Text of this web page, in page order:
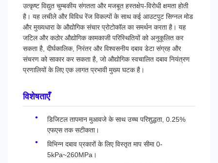
उत्कृष्ट विद्युत चुम्बकीय संगतता और मजबूत हस्तक्षेप-विरोधी क्षमता होती
है। यह लचीले और विविध रेंज विकल्पों के साथ कई आउटपुट सिग्नल मोड
और मुख्यधारा के औद्योगिक संचार प्रोटोकॉल का समर्थन करता है। यह
जटिल और कठोर औद्योगिक कामकाजी परिस्थितियों को अनुकूलित कर
सकता है, दीर्घकालिक, निरंतर और विश्वसनीय दबाव डेटा संग्रह और
संचरण को साकार कर सकता है, जो औद्योगिक स्वचालित दबाव नियंत्रण
प्रणालियों के लिए एक लागत प्रभावी मुख्य घटक है।
विशेषताएँ
डिजिटल तापमान मुआवजे के साथ उच्च परिशुद्धता, 0.25%
एफएस तक सटीकता।
विभिन्न दबाव प्रकारों के लिए विस्तृत माप सीमा 0-
5kPa~260MPa।